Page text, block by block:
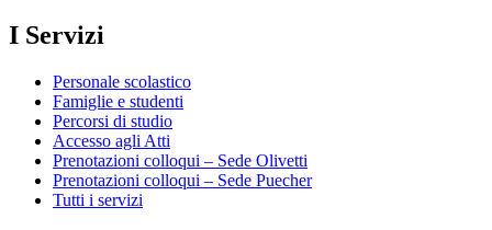
I Servizi
Personale scolastico
Famiglie e studenti
Percorsi di studio
Accesso agli Atti
Prenotazioni colloqui – Sede Olivetti
Prenotazioni colloqui – Sede Puecher
Tutti i servizi